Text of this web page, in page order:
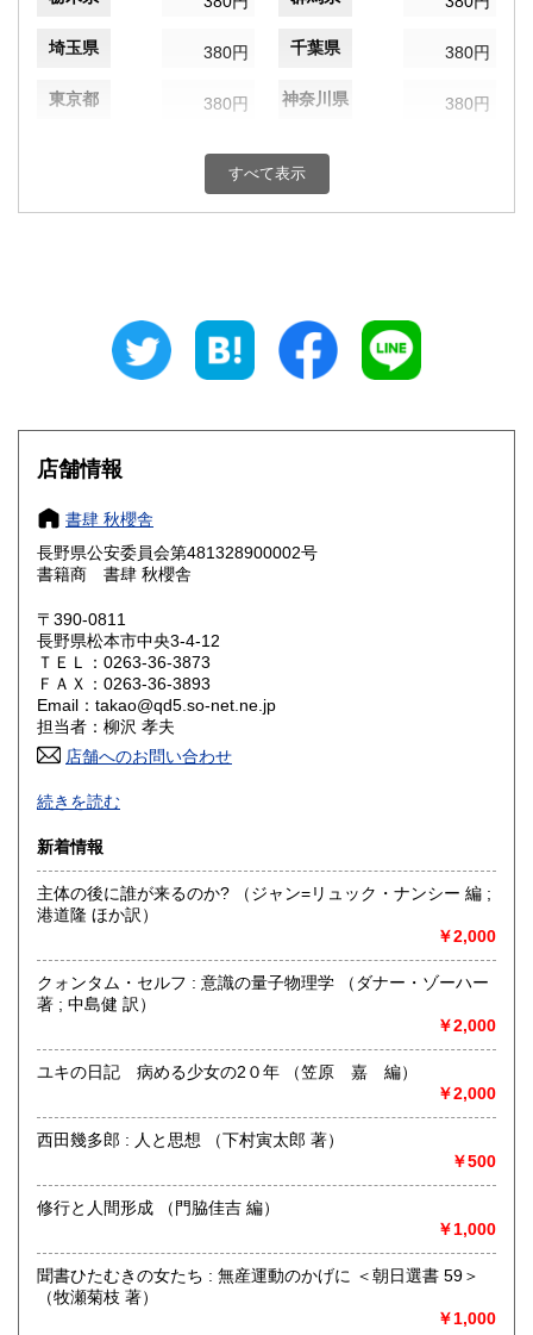
埼玉県 380円 千葉県 380円
東京都 380円 神奈川県 380円
380円 富山県
380円 三重県
大阪府
奈良県
鳥取県 380円 島根県
岡山県
山口県 380円
香川県
高知県 380円
佐賀県
熊本県 380円 大分県 380円
宮崎県
380円
すべて表示
店舗情報
書肆 秋櫻舎
長野県公安委員会第481328900002号
書籍商 書肆 秋櫻舎
〒390-0811
長野県松本市中央3-4-12
ＴＥＬ：0263-36-3873
ＦＡＸ：0263-36-3893
Email：takao@qd5.so-net.ne.jp
担当者：柳沢 孝夫
店舗へのお問い合わせ
商品の多くは倉庫での管理となっております。タイミング的
に2.3日確認に必要な場合があります。本局が遠いため土日祭
沿線名：中央線ー篠ノ井線
最寄駅：松本駅
営業時間：午前11時より午後6時
書籍の買取について
どの分野でも結構です。
古書一般（その他）
続きを読む
新着情報
主体の後に誰が来るのか? （ジャン=リュック・ナンシー 編 ;
港道隆 ほか訳）
￥2,000
クォンタム・セルフ : 意識の量子物理学 （ダナー・ゾーハー
著 ; 中島健 訳）
￥2,000
ユキの日記 病める少女の2０年 （笠原 嘉 編）
￥2,000
西田幾多郎 : 人と思想 （下村寅太郎 著）
￥500
修行と人間形成 （門脇佳吉 編）
￥1,000
聞書ひたむきの女たち : 無産運動のかげに ＜朝日選書 59＞
（牧瀬菊枝 著）
￥1,000